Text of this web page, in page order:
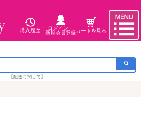
購入履歴
ログイン・
新規会員登録カートを見る
【配送に関して】